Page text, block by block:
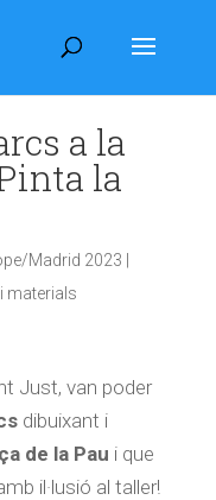
a la
la
Madrid 2023
materials
Just, van poder
dibuixant i
de la Pau i que
il·lusió al taller!